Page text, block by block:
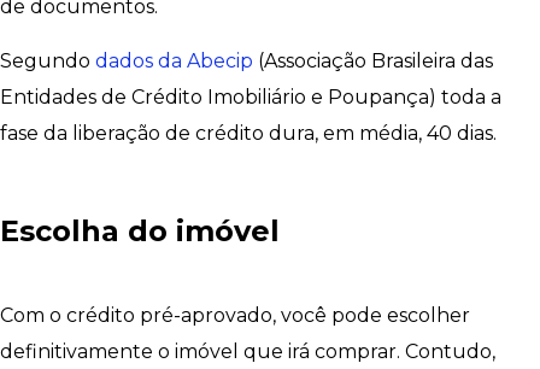
de documentos.
Segundo dados da Abecip (Associação Brasileira das
Entidades de Crédito Imobiliário e Poupança) toda a
fase da liberação de crédito dura, em média, 40 dias.
Escolha do imóvel
Com o crédito pré-aprovado, você pode escolher
definitivamente o imóvel que irá comprar. Contudo,